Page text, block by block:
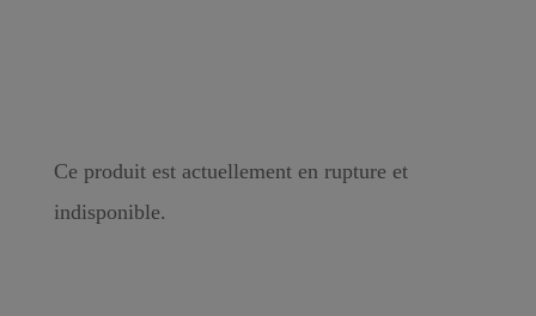
Ce produit est actuellement en rupture et
indisponible.